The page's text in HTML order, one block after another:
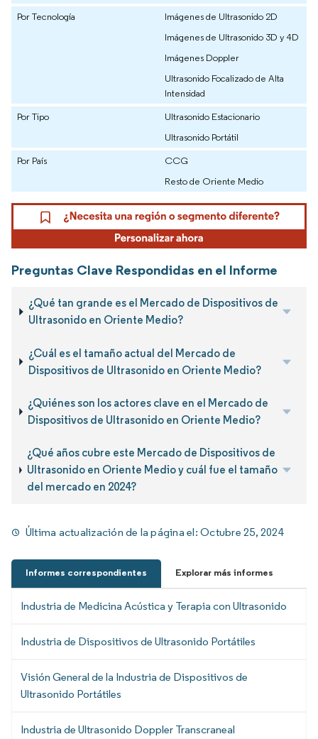
Por Tecnología
Imágenes de Ultrasonido 2D
Imágenes de Ultrasonido 3D y 4D
Imágenes Doppler
Ultrasonido Focalizado de Alta
Intensidad
Por Tipo
Ultrasonido Estacionario
Ultrasonido Portátil
Por País
CCG
Resto de Oriente Medio
Preguntas Clave Respondidas en el Informe
¿Qué tan grande es el Mercado de Dispositivos de
Ultrasonido en Oriente Medio?
¿Cuál es el tamaño actual del Mercado de
Dispositivos de Ultrasonido en Oriente Medio?
¿Quiénes son los actores clave en el Mercado de
Dispositivos de Ultrasonido en Oriente Medio?
¿Qué años cubre este Mercado de Dispositivos de
Ultrasonido en Oriente Medio y cuál fue el tamaño
del mercado en 2024?
Última actualización de la página el:Octubre 25, 2024
Informes correspondientes Explorar más informes
Industria de Medicina Acústica y Terapia con Ultrasonido
Industria de Dispositivos de Ultrasonido Portátiles
Visión General de la Industria de Dispositivos de
Ultrasonido Portátiles
Industria de Ultrasonido Doppler Transcraneal